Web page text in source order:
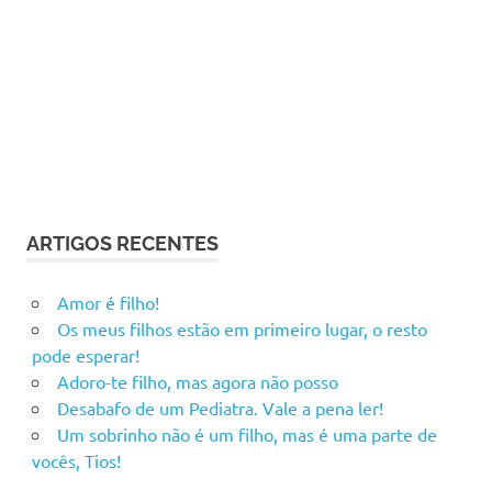
ARTIGOS RECENTES
Amor é filho!
Os meus filhos estão em primeiro lugar, o resto
pode esperar!
Adoro-te filho, mas agora não posso
Desabafo de um Pediatra. Vale a pena ler!
Um sobrinho não é um filho, mas é uma parte de
vocês, Tios!